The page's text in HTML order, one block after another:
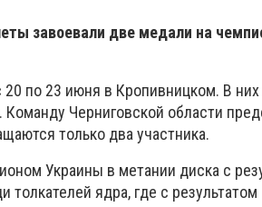
завоевали две медали на
по 23 июня в Кропивницком. В
Команду Черниговской области
только два участника.
Украины в метании диска с
ядра, где с